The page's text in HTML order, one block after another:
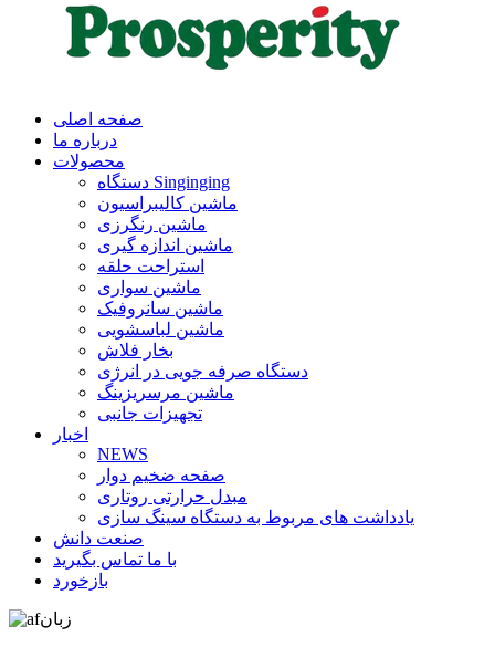
صفحه اصلی
درباره ما
محصولات
دستگاه Singinging
ماشین کالیبراسیون
ماشین رنگرزی
ماشین اندازه گیری
استراحت حلقه
ماشین سواری
ماشین سانروفیک
ماشین لباسشویی
بخار فلاش
دستگاه صرفه جویی در انرژی
ماشین مرسریزینگ
تجهیزات جانبی
اخبار
NEWS
صفحه ضخیم دوار
مبدل حرارتی روتاری
یادداشت های مربوط به دستگاه سینگ سازی
صنعت دانش
با ما تماس بگیرید
بازخورد
زبان